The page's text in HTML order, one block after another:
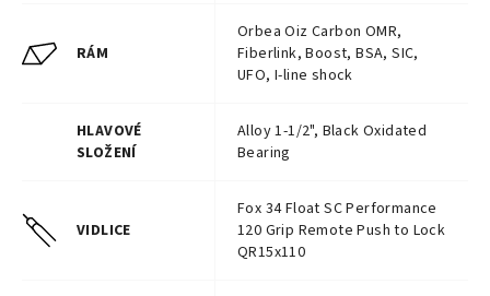
RÁM
Orbea Oiz Carbon OMR,
Fiberlink, Boost, BSA, SIC,
UFO, I-line shock
HLAVOVÉ
SLOŽENÍ
Alloy 1-1/2", Black Oxidated
Bearing
VIDLICE
Fox 34 Float SC Performance
120 Grip Remote Push to Lock
QR15x110